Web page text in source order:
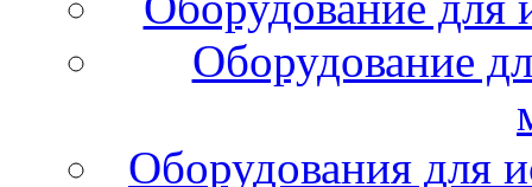
Оборудование
Оборудования для